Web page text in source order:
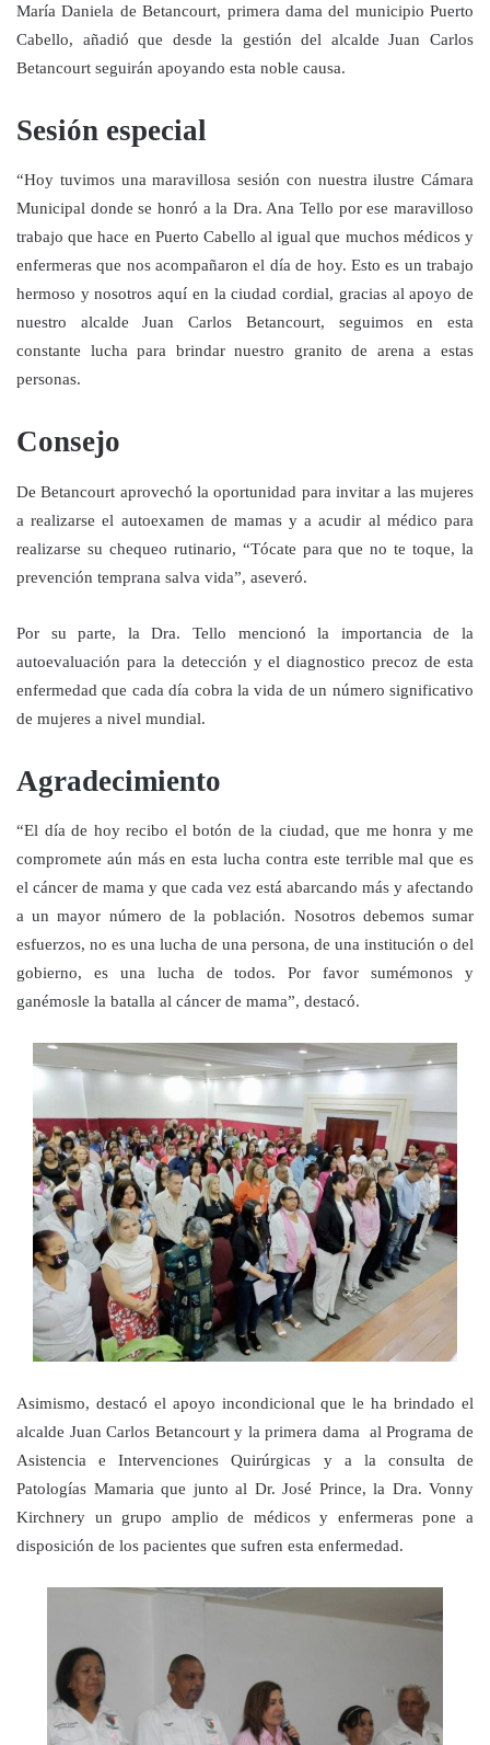
María Daniela de Betancourt, primera dama del municipio Puerto
Cabello, añadió que desde la gestión del alcalde Juan Carlos
Betancourt seguirán apoyando esta noble causa.
Sesión especial
“Hoy tuvimos una maravillosa sesión con nuestra ilustre Cámara
Municipal donde se honró a la Dra. Ana Tello por ese maravilloso
trabajo que hace en Puerto Cabello al igual que muchos médicos y
enfermeras que nos acompañaron el día de hoy. Esto es un trabajo
hermoso y nosotros aquí en la ciudad cordial, gracias al apoyo de
nuestro alcalde Juan Carlos Betancourt, seguimos en esta
constante lucha para brindar nuestro granito de arena a estas
personas.
Consejo
De Betancourt aprovechó la oportunidad para invitar a las mujeres
a realizarse el autoexamen de mamas y a acudir al médico para
realizarse su chequeo rutinario, “Tócate para que no te toque, la
prevención temprana salva vida”, aseveró.
Por su parte, la Dra. Tello mencionó la importancia de la
autoevaluación para la detección y el diagnostico precoz de esta
enfermedad que cada día cobra la vida de un número significativo
de mujeres a nivel mundial.
Agradecimiento
“El día de hoy recibo el botón de la ciudad, que me honra y me
compromete aún más en esta lucha contra este terrible mal que es
el cáncer de mama y que cada vez está abarcando más y afectando
a un mayor número de la población. Nosotros debemos sumar
esfuerzos, no es una lucha de una persona, de una institución o del
gobierno, es una lucha de todos. Por favor sumémonos y
ganémosle la batalla al cáncer de mama”, destacó.
Asimismo, destacó el apoyo incondicional que le ha brindado el
alcalde Juan Carlos Betancourt y la primera dama al Programa de
Asistencia e Intervenciones Quirúrgicas y a la consulta de
Patologías Mamaria que junto al Dr. José Prince, la Dra. Vonny
Kirchnery un grupo amplio de médicos y enfermeras pone a
disposición de los pacientes que sufren esta enfermedad.